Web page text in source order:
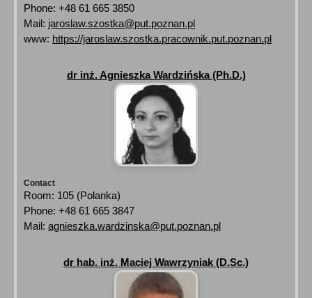
Phone: +48 61 665 3850
Mail: jaroslaw.szostka@put.poznan.pl
www: https://jaroslaw.szostka.pracownik.put.poznan.pl
dr inż. Agnieszka Wardzińska (Ph.D.)
Contact
Room: 105 (Polanka)
Phone: +48 61 665 3847
Mail: agnieszka.wardzinska@put.poznan.pl
dr hab. inż. Maciej Wawrzyniak (D.Sc.)